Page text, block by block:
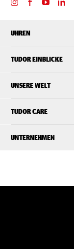
UHREN
TUDOR EINBLICKE
UNSERE WELT
TUDOR CARE
UNTERNEHMEN